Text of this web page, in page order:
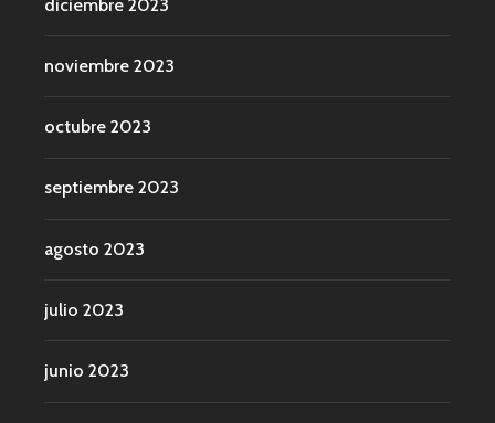
diciembre 2023
noviembre 2023
octubre 2023
septiembre 2023
agosto 2023
julio 2023
junio 2023